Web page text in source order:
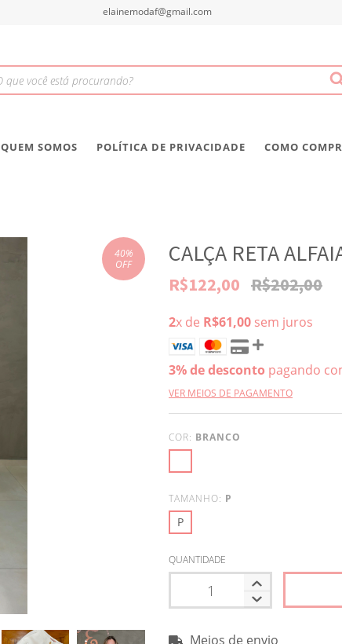
elainemodaf@gmail.com
QUEM SOMOS POLÍTICA DE PRIVACIDADE COMO
40%
OFF
CALÇA RETA
R$122,00 R$202,00
2x de R$61,00 sem juros
3% de desconto pagando
VER MEIOS DE PAGAMENTO
COR: BRANCO
TAMANHO: P
P
QUANTIDADE
Entregas para o CEP:
Meios de envio